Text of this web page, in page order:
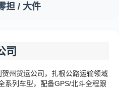
担 / 大件
司
州货运公司，扎根公路运输领域
系列车型，配备GPS/北斗全程跟